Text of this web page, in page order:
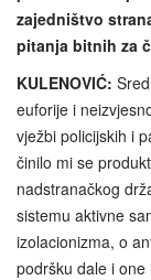
zajedništvo
pitanja bitnih za
KULENOVIĆ:
euforije i
vježbi policijskih i
činilo mi se
nadstranačkog
sistemu aktivne
izolacionizma, o
podršku dale i